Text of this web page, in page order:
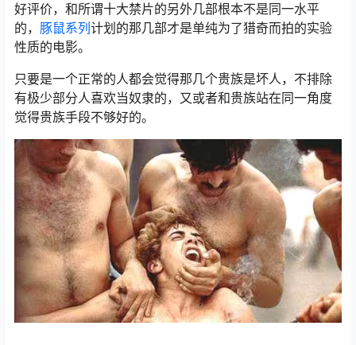
好评价，和所谓十大禁片的另外几部根本不是同一水平
的， 豚鼠系列 计划的那几部才是单纯为了猎奇而拍的实验
性质的电影。
只要是一个正常的人都会觉得那几个贵族是坏人，不排除
有极少部分人喜欢当奴隶的，又或者和贵族站在同一角度
觉得贵族手段不够好的。